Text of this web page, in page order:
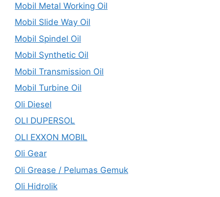
Mobil Metal Working Oil
Mobil Slide Way Oil
Mobil Spindel Oil
Mobil Synthetic Oil
Mobil Transmission Oil
Mobil Turbine Oil
Oli Diesel
OLI DUPERSOL
OLI EXXON MOBIL
Oli Gear
Oli Grease / Pelumas Gemuk
Oli Hidrolik